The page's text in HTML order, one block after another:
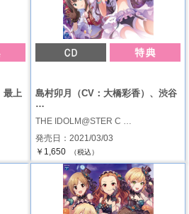
最上
島村卯月（CV：大橋彩香）、渋谷
…
THE IDOLM@STER C …
発売日：2021/03/03
￥1,650
（税込）